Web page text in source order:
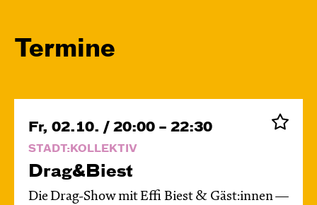
Termine
Fr, 02.10. / 20:00 – 22:30
STADT:KOLLEKTIV
Drag&Biest
Die Drag-Show mit Effi Biest & Gäst:innen —